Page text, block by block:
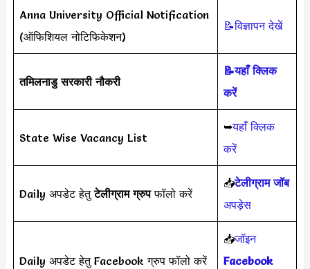
Anna University Official Notification
(ऑफिशियल नोटिफिकेशन)
📝विज्ञापन देखें
तमिलनाडु सरकारी नौकरी
📝यहाँ क्लिक
करें
State Wise Vacancy List
➥यहाँ क्लिक
करें
Daily अपडेट हेतुटेलीग्राम ग्रुपफॉलो करें
📥टेलीग्राम जॉब
अपड़ेस
Daily अपडेट हेतु Facebook ग्रुप फॉलो करें
📥जॉइन
Facebook